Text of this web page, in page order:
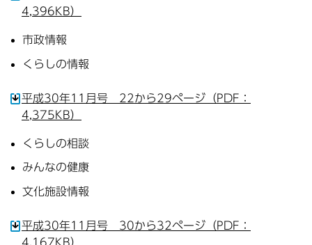
4,396KB）
市政情報
くらしの情報
平成30年11月号 22から29ページ（PDF：
4,375KB）
くらしの相談
みんなの健康
文化施設情報
平成30年11月号 30から32ページ（PDF：
4,167KB）